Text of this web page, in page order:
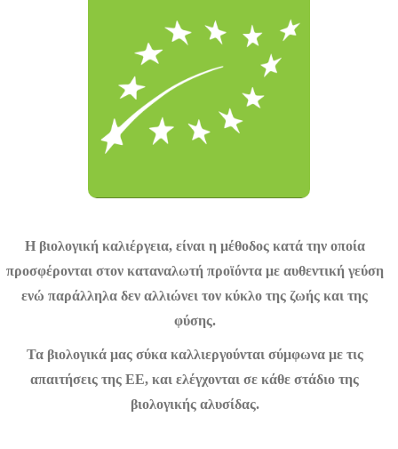
Η βιολογική καλιέργεια, είναι η μέθοδος κατά την οποία
προσφέρονται στον καταναλωτή προϊόντα με αυθεντική γεύση
ενώ παράλληλα δεν αλλιώνει τον κύκλο της ζωής και της
φύσης.
Τα βιολογικά μας σύκα καλλιεργούνται σύμφωνα με τις
απαιτήσεις της ΕΕ, και ελέγχονται σε κάθε στάδιο της
βιολογικής αλυσίδας.